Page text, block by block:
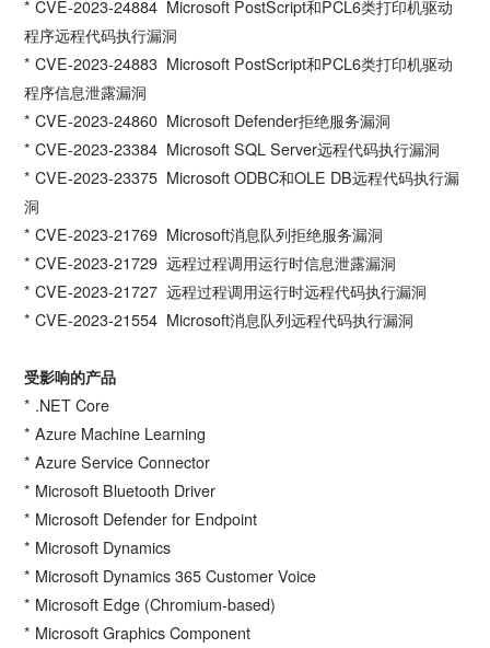
* CVE-2023-24884 Microsoft PostScript和PCL6类打印机驱动
程序远程代码执行漏洞
* CVE-2023-24883 Microsoft PostScript和PCL6类打印机驱动
程序信息泄露漏洞
* CVE-2023-24860 Microsoft Defender拒绝服务漏洞
* CVE-2023-23384 Microsoft SQL Server远程代码执行漏洞
* CVE-2023-23375 Microsoft ODBC和OLE DB远程代码执行漏
洞
* CVE-2023-21769 Microsoft消息队列拒绝服务漏洞
* CVE-2023-21729 远程过程调用运行时信息泄露漏洞
* CVE-2023-21727 远程过程调用运行时远程代码执行漏洞
* CVE-2023-21554 Microsoft消息队列远程代码执行漏洞
受影响的产品
* .NET Core
* Azure Machine Learning
* Azure Service Connector
* Microsoft Bluetooth Driver
* Microsoft Defender for Endpoint
* Microsoft Dynamics
* Microsoft Dynamics 365 Customer Voice
* Microsoft Edge (Chromium-based)
* Microsoft Graphics Component